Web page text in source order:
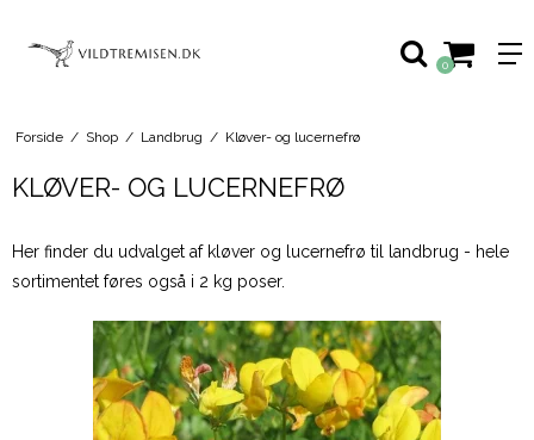
0
Forside / Shop / Landbrug / Kløver- og lucernefrø
KLØVER- OG LUCERNEFRØ
Her finder du udvalget af kløver og lucernefrø til landbrug - hele
sortimentet føres også i 2 kg poser.